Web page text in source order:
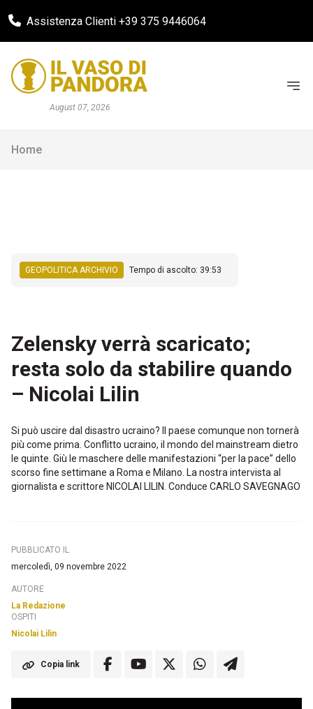
Assistenza Clienti +39 375 9446064
August 07, 2026
Home
GEOPOLITICA ARCHIVIO Tempo di ascolto: 39:53
Zelensky verrà scaricato;
resta solo da stabilire quando
– Nicolai Lilin
Si può uscire dal disastro ucraino? Il paese comunque non tornerà
più come prima. Conflitto ucraino, il mondo del mainstream dietro
le quinte. Giù le maschere delle manifestazioni “per la pace” dello
scorso fine settimane a Roma e Milano. La nostra intervista al
giornalista e scrittore NICOLAI LILIN. Conduce CARLO SAVEGNAGO
PUBBLICATO IL
mercoledì, 09 novembre 2022
AUTORE
La Redazione
OSPITI
Nicolai Lilin
Copia link